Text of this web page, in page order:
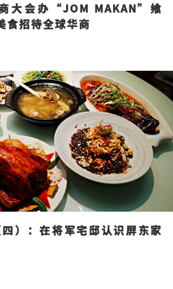
大会办“JOM MAKAN”飨
食招待全球华商
）：在将军宅邸认识屏东家